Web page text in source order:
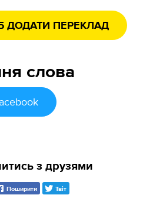
ДОДАТИ ПЕРЕКЛАД
слова
з друзями
Поширити Твіт